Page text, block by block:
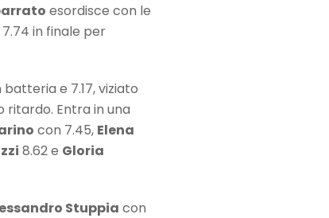
esordisce con le
in finale per
batteria e 7.17, viziato
Entra in una
con 7.45, Elena
8.62 e Gloria
Stuppia con